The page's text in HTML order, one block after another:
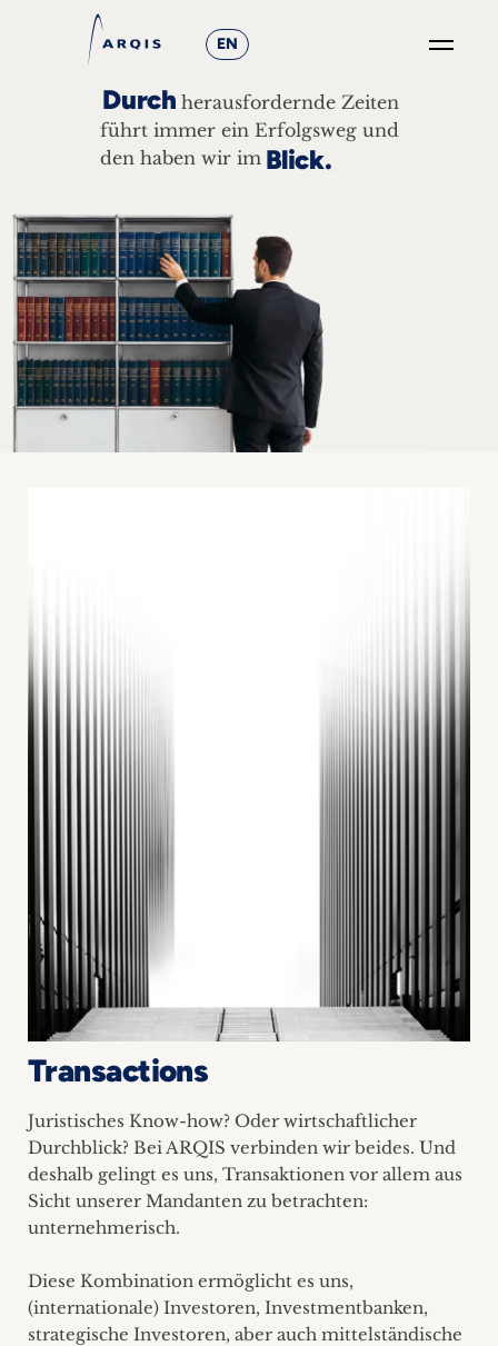
EN
+
News
&
Events
Podcasts
+
Team
Philosophie
Presseanfragen
Kontakt
Durch herausfordernde Zeiten
führt immer ein Erfolgsweg und
den haben wir im Blick.
Transactions
Juristisches Know-how? Oder wirtschaftlicher
Durchblick? Bei ARQIS verbinden wir beides. Und
deshalb gelingt es uns, Transaktionen vor allem aus
Sicht unserer Mandanten zu betrachten:
unternehmerisch.
Diese Kombination ermöglicht es uns,
(internationale) Investoren, Investmentbanken,
strategische Investoren, aber auch mittelständische